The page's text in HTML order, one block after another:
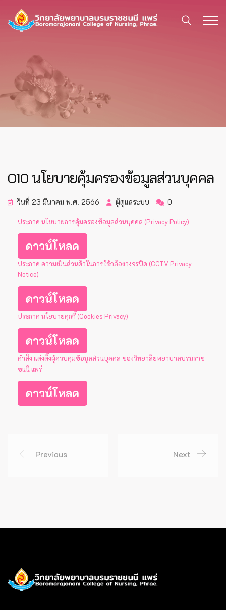
O10 นโยบายคุ้มครองข้อมูลส่วนบุคคล
วันที่ 23 มีนาคม พ.ศ. 2566 ผู้ดูแลระบบ 0
ประกาศ นโยบายการคุ้มครองข้อมูลส่วนบุคคล (Privacy Policy)
ดาวน์โหลด
ประกาศ ความเป็นส่วนตัวในการใช้กล้องวงจรปิด (CCTV Privacy
Notice)
ดาวน์โหลด
ประกาศ นโยบายคุกกี้ (Cookies Privacy)
ดาวน์โหลด
คำสั่ง แต่งตั้งผู้ควบคุมข้อมูลส่วนบุคคล ของวิทยาลัยพยาบาลบรมราช
ชนนี แพร่
ดาวน์โหลด
Previous Next